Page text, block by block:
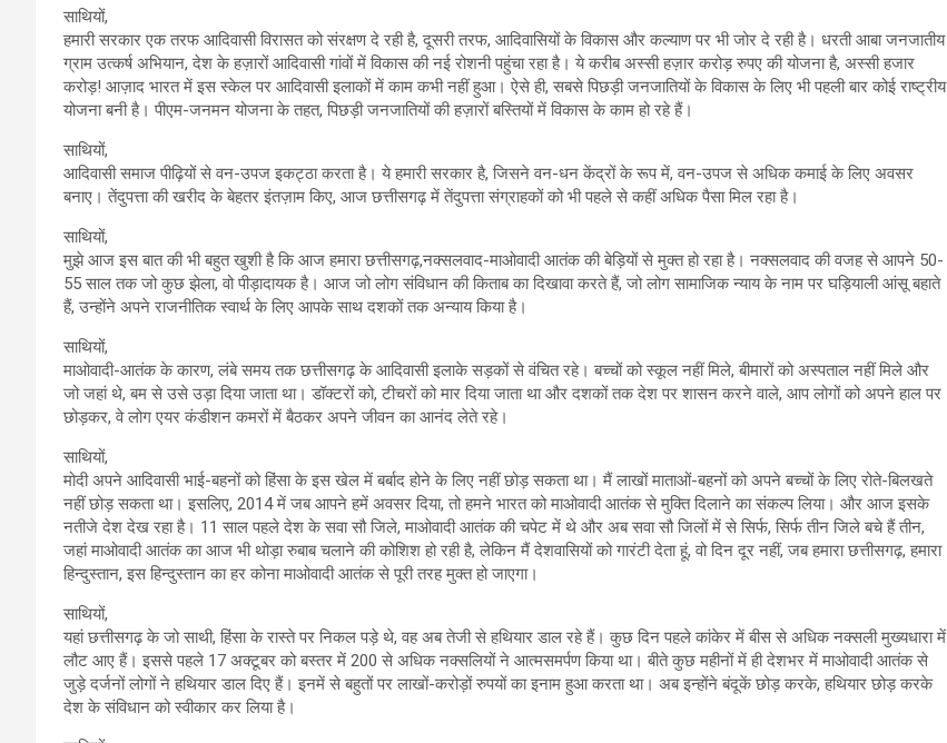
साथियों,
हमारी सरकार एक तरफ आदिवासी विरासत को संरक्षण दे रही है, दूसरी तरफ, आदिवासियों के विकास और कल्याण पर भी जोर दे रही है। धरती आबा जनजातीय
ग्राम उत्कर्ष अभियान, देश के हज़ारों आदिवासी गांवों में विकास की नई रोशनी पहुंचा रहा है। ये करीब अस्सी हज़ार करोड़ रुपए की योजना है, अस्‍सी हजार
करोड़! आज़ाद भारत में इस स्केल पर आदिवासी इलाकों में काम कभी नहीं हुआ। ऐसे ही, सबसे पिछड़ी जनजातियों के विकास के लिए भी पहली बार कोई राष्ट्रीय
योजना बनी है। पीएम-जनमन योजना के तहत, पिछड़ी जनजातियों की हज़ारों बस्तियों में विकास के काम हो रहे हैं।
साथियों,
आदिवासी समाज पीढ़ियों से वन-उपज इकट्ठा करता है। ये हमारी सरकार है, जिसने वन-धन केंद्रों के रूप में, वन-उपज से अधिक कमाई के लिए अवसर
बनाए। तेंदुपत्ता की खरीद के बेहतर इंतज़ाम किए, आज छत्तीसगढ़ में तेंदुपत्ता संग्राहकों को भी पहले से कहीं अधिक पैसा मिल रहा है।
साथियों,
मुझे आज इस बात की भी बहुत खुशी है कि आज हमारा छत्तीसगढ़,नक्सलवाद-माओवादी आतंक की बेड़ियों से मुक्त हो रहा है। नक्सलवाद की वजह से आपने 50-
55 साल तक जो कुछ झेला, वो पीड़ादायक है। आज जो लोग संविधान की किताब का दिखावा करते हैं, जो लोग सामाजिक न्याय के नाम पर घड़ियाली आंसू बहाते
हैं, उन्होंने अपने राजनीतिक स्वार्थ के लिए आपके साथ दशकों तक अन्याय किया है।
साथियों,
माओवादी-आतंक के कारण, लंबे समय तक छत्तीसगढ़ के आदिवासी इलाके सड़कों से वंचित रहे। बच्चों को स्कूल नहीं मिले, बीमारों को अस्पताल नहीं मिले और
जो जहां थे, बम से उसे उड़ा दिया जाता था। डॉक्टरों को, टीचरों को मार दिया जाता था और दशकों तक देश पर शासन करने वाले, आप लोगों को अपने हाल पर
छोड़कर, वे लोग एयर कंडीशन कमरों में बैठकर अपने जीवन का आनंद लेते रहे।
साथियों,
मोदी अपने आदिवासी भाई-बहनों को हिंसा के इस खेल में बर्बाद होने के लिए नहीं छोड़ सकता था। मैं लाखों माताओं-बहनों को अपने बच्चों के लिए रोते-बिलखते
नहीं छोड़ सकता था। इसलिए, 2014 में जब आपने हमें अवसर दिया, तो हमने भारत को माओवादी आतंक से मुक्ति दिलाने का संकल्प लिया। और आज इसके
नतीजे देश देख रहा है। 11 साल पहले देश के सवा सौ जिले, माओवादी आतंक की चपेट में थे और अब सवा सौ जिलों में से सिर्फ, सिर्फ तीन जिले बचे हैं तीन,
जहां माओवादी आतंक का आज भी थोड़ा रुबाब चलाने की कोशिश हो रही है, लेकिन मैं देशवासियों को गारंटी देता हूं, वो दिन दूर नहीं, जब हमारा छत्तीसगढ़, हमारा
हिन्‍दुस्‍तान, इस हिन्‍दुस्‍तान का हर कोना माओवादी आतंक से पूरी तरह मुक्त हो जाएगा।
साथियों,
यहां छत्तीसगढ़ के जो साथी, हिंसा के रास्ते पर निकल पड़े थे, वह अब तेजी से हथियार डाल रहे हैं। कुछ दिन पहले कांकेर में बीस से अधिक नक्सली मुख्यधारा में
लौट आए हैं। इससे पहले 17 अक्टूबर को बस्तर में 200 से अधिक नक्सलियों ने आत्मसमर्पण किया था। बीते कुछ महीनों में ही देशभर में माओवादी आतंक से
जुड़े दर्जनों लोगों ने हथियार डाल दिए हैं। इनमें से बहुतों पर लाखों-करोड़ों रुपयों का इनाम हुआ करता था। अब इन्होंने बंदूकें छोड़ करके, हथियार छोड़ करके
देश के संविधान को स्वीकार कर लिया है।